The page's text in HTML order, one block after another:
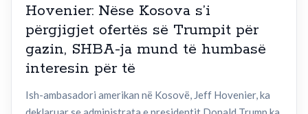
Hovenier: Nëse Kosova s’i
përgjigjet ofertës së Trumpit për
gazin, SHBA-ja mund të humbasë
interesin për të
Ish-ambasadori amerikan në Kosovë, Jeff Hovenier, ka